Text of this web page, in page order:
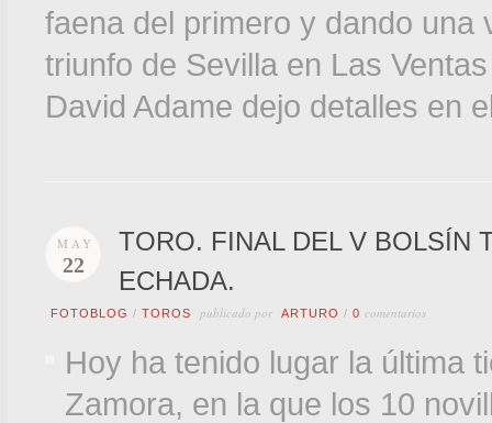
faena del primero y dando una
triunfo de Sevilla en Las
David Adame dejo detalles en
MAY
22
TORO. FINAL DEL V BOLSÍN
ECHADA.
FOTOBLOG / TOROS publicado por ARTURO / 0 comentarios
Hoy ha tenido lugar la última
Zamora, en la que los 10